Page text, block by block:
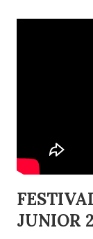
JUNIOR